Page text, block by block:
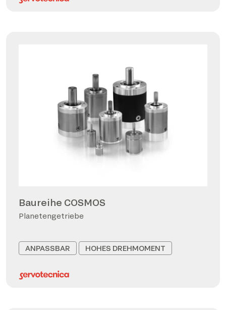
Baureihe COSMOS
Planetengetriebe
ANPASSBAR HOHES DREHMOMENT